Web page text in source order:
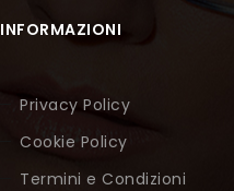
INFORMAZIONI
Privacy Policy
Cookie Policy
Termini e Condizioni